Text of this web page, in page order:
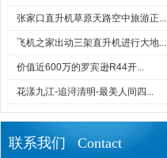
张家口直升机草原天路空中旅游正...
飞机之家出动三架直升机进行大地...
价值近600万的罗宾逊R44开...
花漾九江-追浔清明-最美人间四...
联系我们 Contact